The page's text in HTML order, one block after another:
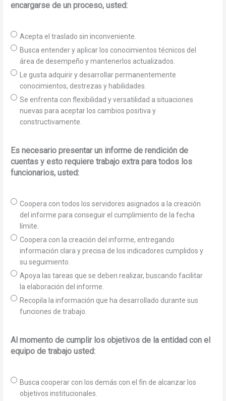
encargarse de un proceso, usted:
Acepta el traslado sin inconveniente.
Busca entender y aplicar los conocimientos técnicos del
área de desempeño y mantenerlos actualizados.
Le gusta adquirir y desarrollar permanentemente
conocimientos, destrezas y habilidades.
Se enfrenta con flexibilidad y versatilidad a situaciones
nuevas para aceptar los cambios positiva y
constructivamente.
Es necesario presentar un informe de rendición de
cuentas y esto requiere trabajo extra para todos los
funcionarios, usted:
Coopera con todos los servidores asignados a la creación
del informe para conseguir el cumplimiento de la fecha
límite.
Coopera con la creación del informe, entregando
información clara y precisa de los indicadores cumplidos y
su seguimiento.
Apoya las tareas que se deben realizar, buscando facilitar
la elaboración del informe.
Recopila la información que ha desarrollado durante sus
funciones de trabajo.
Al momento de cumplir los objetivos de la entidad con el
equipo de trabajo usted:
Busca cooperar con los demás con el fin de alcanzar los
objetivos institucionales.